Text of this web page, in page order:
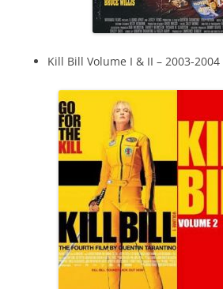
Kill Bill Volume I & II – 2003-2004